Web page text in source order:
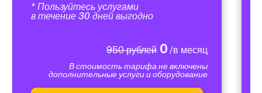
* Пользуйтесь услугами
в течение 30 дней выгодно
950 рублей0 /в месяц
В стоимость тарифа не включены
дополнительные услуги и оборудование